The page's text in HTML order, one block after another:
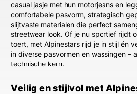
casual jasje met hun motorjeans en
comfortabele pasvorm, strategisch
slijtvaste materialen die perfect
streetwear look. Of je nu sportief rijdt
toert, met Alpinestars rijd je in stijl én
in diverse pasvormen en wassingen –
technische kern.
Veilig en stijlvol met